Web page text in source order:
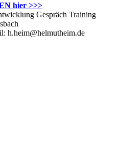
hier >>>
Gespräch Training
h.heim@helmutheim.de